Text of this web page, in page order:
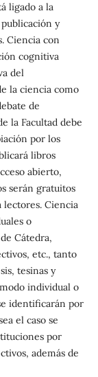
ligado a la
y
Ciencia con
cognitiva
del
la ciencia como
de
la Facultad debe
por los
libros
abierto,
serán gratuitos
lectores. Ciencia
o
Cátedra,
etc., tanto
tesinas y
individual o
identificarán por
el caso se
por
además de